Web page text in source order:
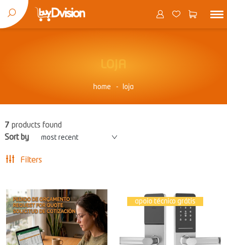
home loja
7 products found
Sort by
most recent
Filters
apoio técnico grátis